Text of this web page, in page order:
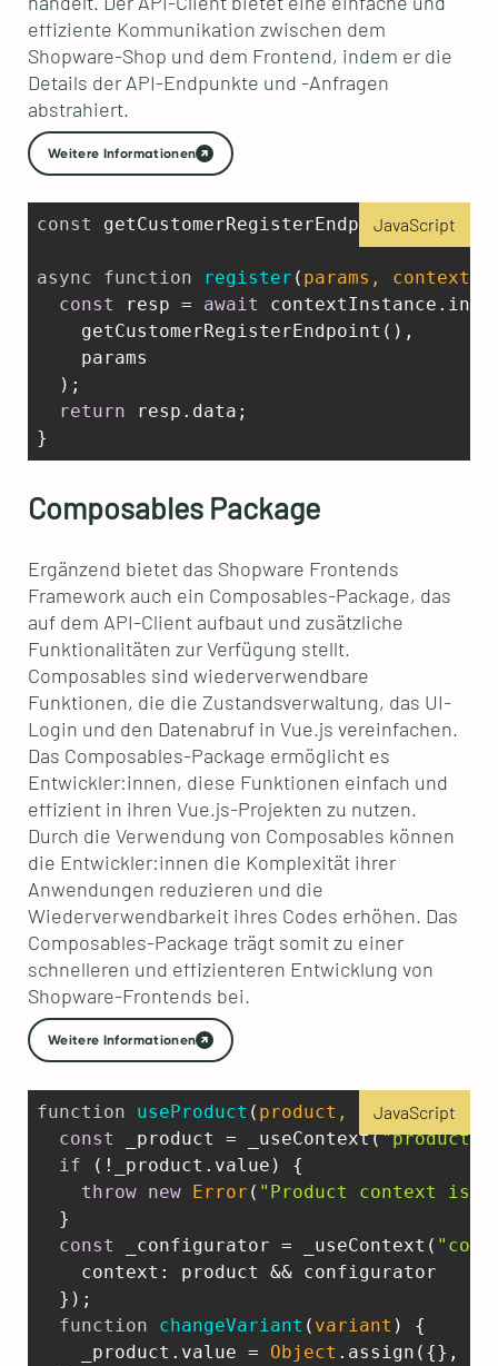
effiziente Kommunikation zwischen dem
Shopware-Shop und dem Frontend, indem er die
Details der API-Endpunkte und -Anfragen
abstrahiert.
Weitere Informationen
JavaScript
const getCustomerRegisterEndpoint = () =>
async function register ( params,
const resp = await
    getCustomerRegisterEndpoint(),
    params
  );
return resp.data;
Composables Package
Ergänzend bietet das Shopware Frontends
Framework auch ein Composables-Package, das
auf dem API-Client aufbaut und zusätzliche
Funktionalitäten zur Verfügung stellt.
Composables sind wiederverwendbare
Funktionen, die die Zustandsverwaltung, das UI-
Login und den Datenabruf in Vue.js vereinfachen.
Das Composables-Package ermöglicht es
Entwickler:innen, diese Funktionen einfach und
effizient in ihren Vue.js-Projekten zu nutzen.
Durch die Verwendung von Composables können
die Entwickler:innen die Komplexität ihrer
Anwendungen reduzieren und die
Wiederverwendbarkeit ihres Codes erhöhen. Das
Composables-Package trägt somit zu einer
schnelleren und effizienteren Entwicklung von
Shopware-Frontends bei.
Weitere Informationen
JavaScript
function useProduct ( product, configurator
const _product = _useContext("product"
if (!_product.value) {
throw new Error ( "Product context is
  }
const _configurator = _useContext(
context : product && configurator
  });
function
changeVariant ( variant ) {
    _product.value =
Object .assign({},